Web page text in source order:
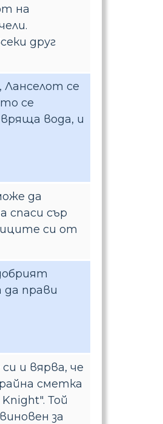
на
друг
Ланселот се
се
вода, и
да
спаси сър
си от
да прави
и вярва, че
сметка
Той
за